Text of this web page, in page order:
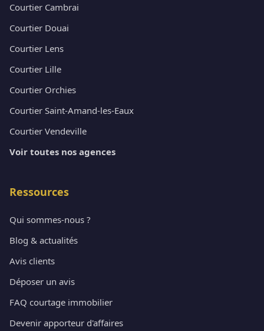
Courtier Cambrai
Courtier Douai
Courtier Lens
Courtier Lille
Courtier Orchies
Courtier Saint-Amand-les-Eaux
Courtier Vendeville
Voir toutes nos agences
Ressources
Qui sommes-nous ?
Blog & actualités
Avis clients
Déposer un avis
FAQ courtage immobilier
Devenir apporteur d'affaires